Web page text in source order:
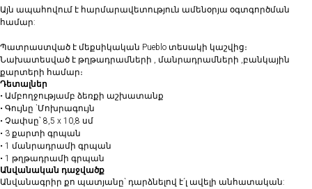
Այն ապահովում է հարմարավետություն ամենօրյա օգտգործման
համար:
Պատրաստված է մեքսիկական Pueblo տեսակի կաշվից։
Նախատեսված է թղթադրամների , մանրադրամների ,բանկային
քարտերի համար։
Դետալներ
• Ամբողջությամբ ձեռքի աշխատանք
• ⁠Գույնը `Մոխրագույն
• Չափսը՝ 8,5 x 10,8 սմ
• 3 քարտի գրպան
• 1 մանրադրամի գրպան
• ⁠1 թղթադրամի գրպան
Անվանական դաջվածք
Անվանագրիր քո պատյանը` դարձնելով է´լ ավելի անհատական: